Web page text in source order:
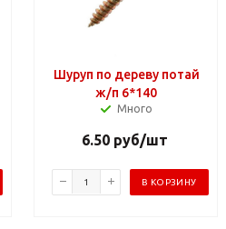
Шуруп по дереву потай
ж/п 6*140
Много
6.50руб/шт
В КОРЗИНУ